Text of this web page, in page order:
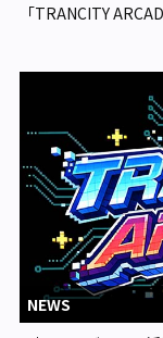
「TRANCITY
NEWS